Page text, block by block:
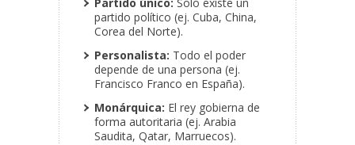
Partido único: Solo existe un
partido político (ej. Cuba, China,
Corea del Norte).
Personalista: Todo el poder
depende de una persona (ej.
Francisco Franco en España).
Monárquica: El rey gobierna de
forma autoritaria (ej. Arabia
Saudita, Qatar, Marruecos).